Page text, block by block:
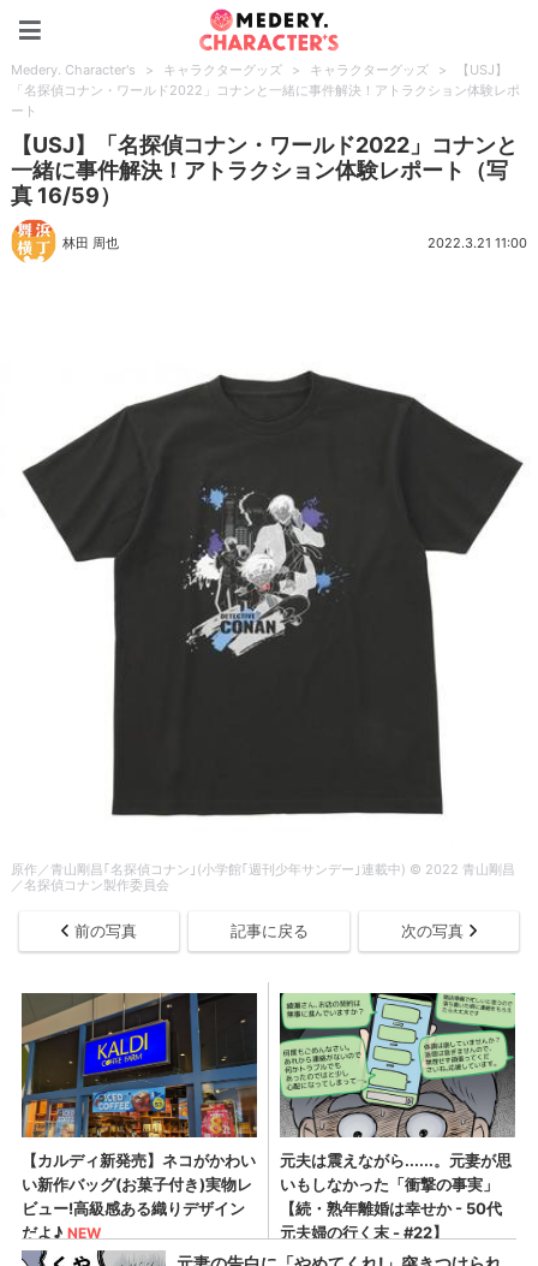
Medery. Character's > キャラクターグッズ > キャラクターグッズ >
【USJ】
「名探偵コナン・ワールド2022」コナンと一緒に事件解決！アトラクション体験レポ
ート
【USJ】「名探偵コナン・ワールド2022」コナンと
一緒に事件解決！アトラクション体験レポート（写
真 16/59）
林田 周也 2022.3.21 11:00
原作／青山剛昌｢名探偵コナン｣(小学館｢週刊少年サンデー｣連載中) © 2022 青山剛昌
／名探偵コナン製作委員会
前の写真 記事に戻る 次の写真